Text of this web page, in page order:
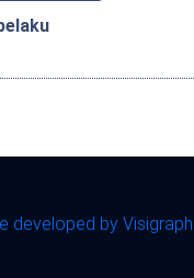
developed by